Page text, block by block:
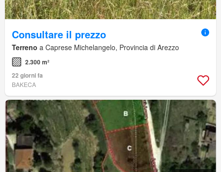
Consultare il prezzo
Terreno a Caprese Michelangelo, Provincia di Arezzo
2.300 m²
22 giorni fa
BAKECA